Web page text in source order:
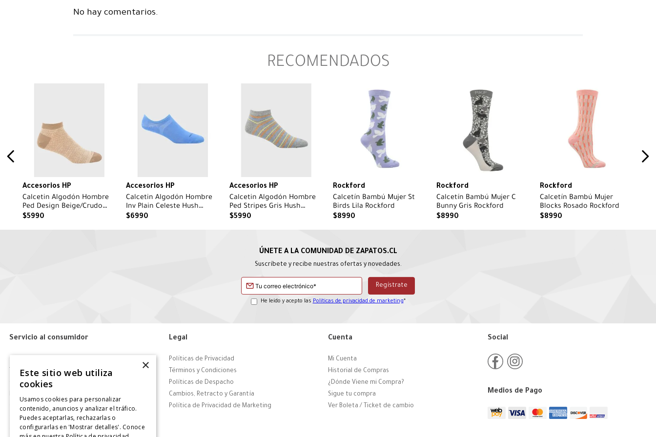
No hay comentarios.
RECOMENDADOS
Accesorios HP
Calcetin Algodón Hombre
Ped Design Beige/Crudo
Hush Puppies
$5990
Accesorios HP
Calcetin Algodón Hombre
Inv Plain Celeste Hush
Puppies
$6990
Accesorios HP
Calcetin Algodón Hombre
Ped Stripes Gris Hush
Puppies
$5990
Rockford
Calcetín Bambú Mujer St
Birds Lila Rockford
$8990
Rockford
Calcetín Bambú Mujer C
Bunny Gris Rockford
$8990
Rockford
Calcetín Bambú Mujer
Blocks Rosado Rockford
$8990
Suscríbete y recibe nuestras ofertas y novedades.
He leído y acepto las Políticas de privacidad de marketing*
Servicio al consumidor
Tiendas
Contáctanos
Giftcard
Solicitar Factura
CyberDay
Legal
Políticas de Privacidad
Términos y Condiciones
Políticas de Despacho
Cambios, Retracto y Garantía
Política de Privacidad de Marketing
Cuenta
Mi Cuenta
Historial de Compras
¿Dónde Viene mi Compra?
Sigue tu compra
Ver Boleta / Ticket de cambio
Social
Medios de Pago
×
Este sitio web utiliza
cookies
Usamos cookies para personalizar
contenido, anuncios y analizar el tráfico.
Puedes aceptarlas, rechazarlas o
configurarlas en 'Mostrar detalles'. Conoce